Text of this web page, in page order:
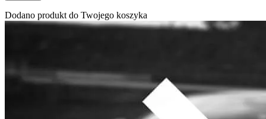
Dodano produkt do Twojego koszyka